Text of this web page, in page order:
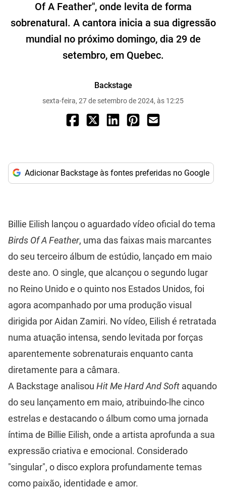
Of A Feather", onde levita de forma
sobrenatural. A cantora inicia a sua digressão
mundial no próximo domingo, dia 29 de
setembro, em Quebec.
Backstage
sexta-feira, 27 de setembro de 2024, às 12:25
Adicionar Backstage às fontes preferidas no Google
Billie Eilish lançou o aguardado vídeo oficial do tema
Birds Of A Feather, uma das faixas mais marcantes
do seu terceiro álbum de estúdio, lançado em maio
deste ano. O single, que alcançou o segundo lugar
no Reino Unido e o quinto nos Estados Unidos, foi
agora acompanhado por uma produção visual
dirigida por Aidan Zamiri. No vídeo, Eilish é retratada
numa atuação intensa, sendo levitada por forças
aparentemente sobrenaturais enquanto canta
diretamente para a câmara.
A Backstage analisou Hit Me Hard And Soft aquando
do seu lançamento em maio, atribuindo-lhe cinco
estrelas e destacando o álbum como uma jornada
íntima de Billie Eilish, onde a artista aprofunda a sua
expressão criativa e emocional. Considerado
"singular", o disco explora profundamente temas
como paixão, identidade e amor.